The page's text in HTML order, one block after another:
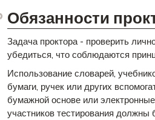
Обязанности
Задача проктора - проверить
убедиться, что соблюдаются
Использование словарей,
бумаги, ручек или других
бумажной основе или
участников тестирования должны